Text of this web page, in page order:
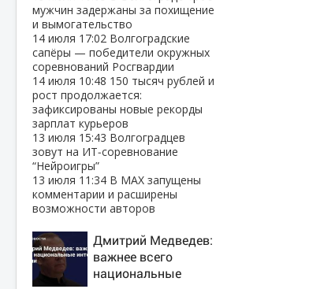
мужчин задержаны за похищение
и вымогательство
14 июля 17:02 Волгоградские
сапёры — победители окружных
соревнований Росгвардии
14 июля 10:48 150 тысяч рублей и
рост продолжается:
зафиксированы новые рекорды
зарплат курьеров
13 июля 15:43 Волгоградцев
зовут на ИТ‑соревнование
“Нейроигры”
13 июля 11:34 В МАХ запущены
комментарии и расширены
возможности авторов
Дмитрий Медведев:
важнее всего
национальные